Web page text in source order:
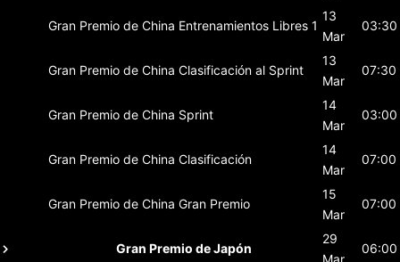
Gran Premio de China Entrenamientos Libres 1
13
Mar
03:30
Gran Premio de China Clasificación al Sprint
13
Mar
07:30
Gran Premio de China Sprint
14
Mar
03:00
Gran Premio de China Clasificación
14
Mar
07:00
Gran Premio de China Gran Premio
15
Mar
07:00
Gran Premio de Japón
29
Mar
06:00